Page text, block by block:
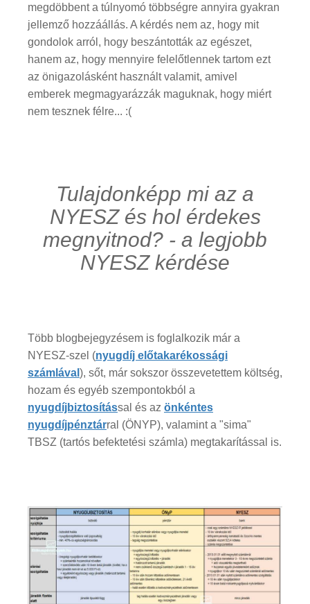
megdöbbent a túlnyomó többségre annyira gyakran
jellemző hozzáállás. A kérdés nem az, hogy mit
gondolok arról, hogy beszántották az egészet,
hanem az, hogy mennyire felelőtlennek tartom ezt
az önigazolásként használt valamit, amivel
emberek megmagyarázzák maguknak, hogy miért
nem tesznek félre... :(
Tulajdonképp mi az a
NYESZ és hol érdekes
megnyitnod? - a legjobb
NYESZ kérdése
Több blogbejegyzésem is foglalkozik már a
NYESZ-szel (nyugdíj előtakarékossági
számlával ), sőt, már sokszor összevetettem költség,
hozam és egyéb szempontokból a
nyugdíjbiztosítással és az önkéntes
nyugdíjpénztárral (ÖNYP), valamint a "sima"
TBSZ (tartós befektetési számla) megtakarítással is.